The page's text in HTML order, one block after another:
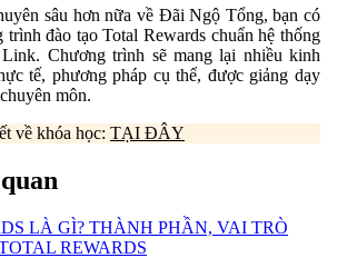
sâu hơn nữa về Đãi Ngộ Tổng, bạn có
trình đào tạo Total Rewards chuẩn hệ thống
Chương trình sẽ mang lại nhiều kinh
tế, phương pháp cụ thể, được giảng dạy
môn.
về khóa học: TẠI ĐÂY